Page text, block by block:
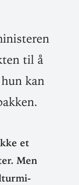
til å
kan
et
Men